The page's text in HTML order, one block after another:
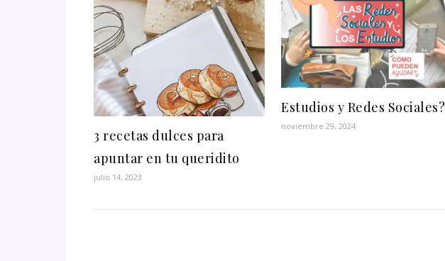
3 recetas dulces para
apuntar en tu queridito
julio 14, 2023
Estudios y Redes Sociales?
noviembre 29, 2024